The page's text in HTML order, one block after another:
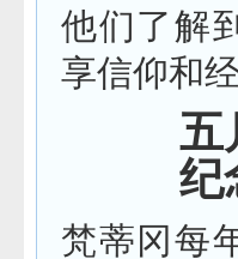
他们了解
享信仰和经
五
纪
梵蒂冈每